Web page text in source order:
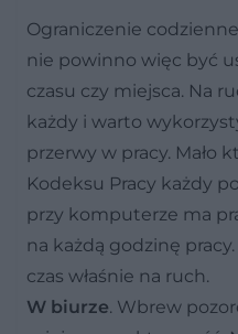
Ograniczenie
nie powinno więc być
czasu czy miejsca. Na
każdy i warto
przerwy w pracy. Mało
Kodeksu Pracy każdy
przy komputerze ma
na każdą godzinę
czas właśnie na ruch.
W biurze. Wbrew